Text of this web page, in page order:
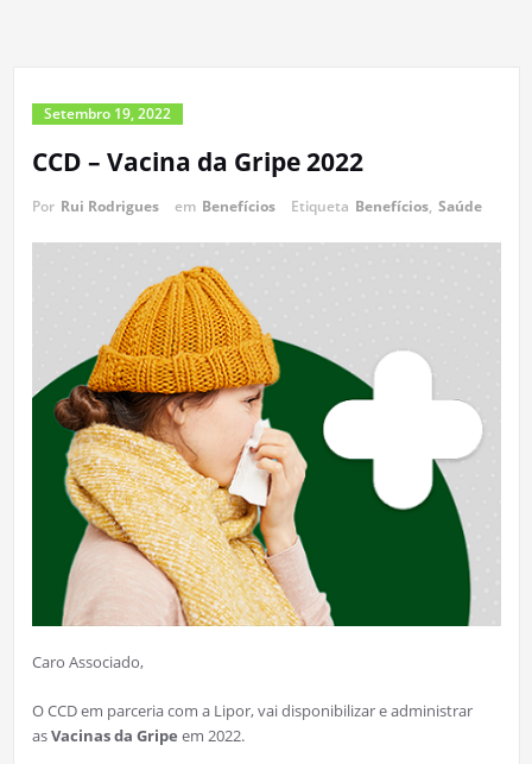
Setembro 19, 2022
CCD – Vacina da Gripe 2022
Por Rui Rodrigues em Benefícios Etiqueta Benefícios, Saúde
Caro Associado,
O CCD em parceria com a Lipor, vai disponibilizar e administrar
asVacinas da Gripe em 2022.